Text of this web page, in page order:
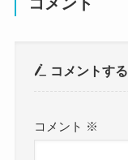
コメントする
コメント ※